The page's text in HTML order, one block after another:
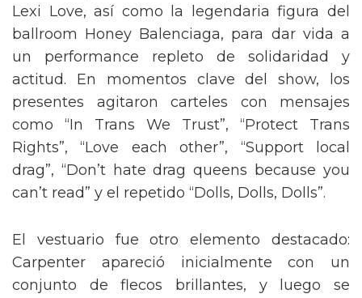
Lexi Love, así como la legendaria figura del
ballroom Honey Balenciaga, para dar vida a
un performance repleto de solidaridad y
actitud. En momentos clave del show, los
presentes agitaron carteles con mensajes
como “In Trans We Trust”, “Protect Trans
Rights”, “Love each other”, “Support local
drag”, “Don’t hate drag queens because you
can’t read” y el repetido “Dolls, Dolls, Dolls”.
El vestuario fue otro elemento destacado:
Carpenter apareció inicialmente con un
conjunto de flecos brillantes, y luego se